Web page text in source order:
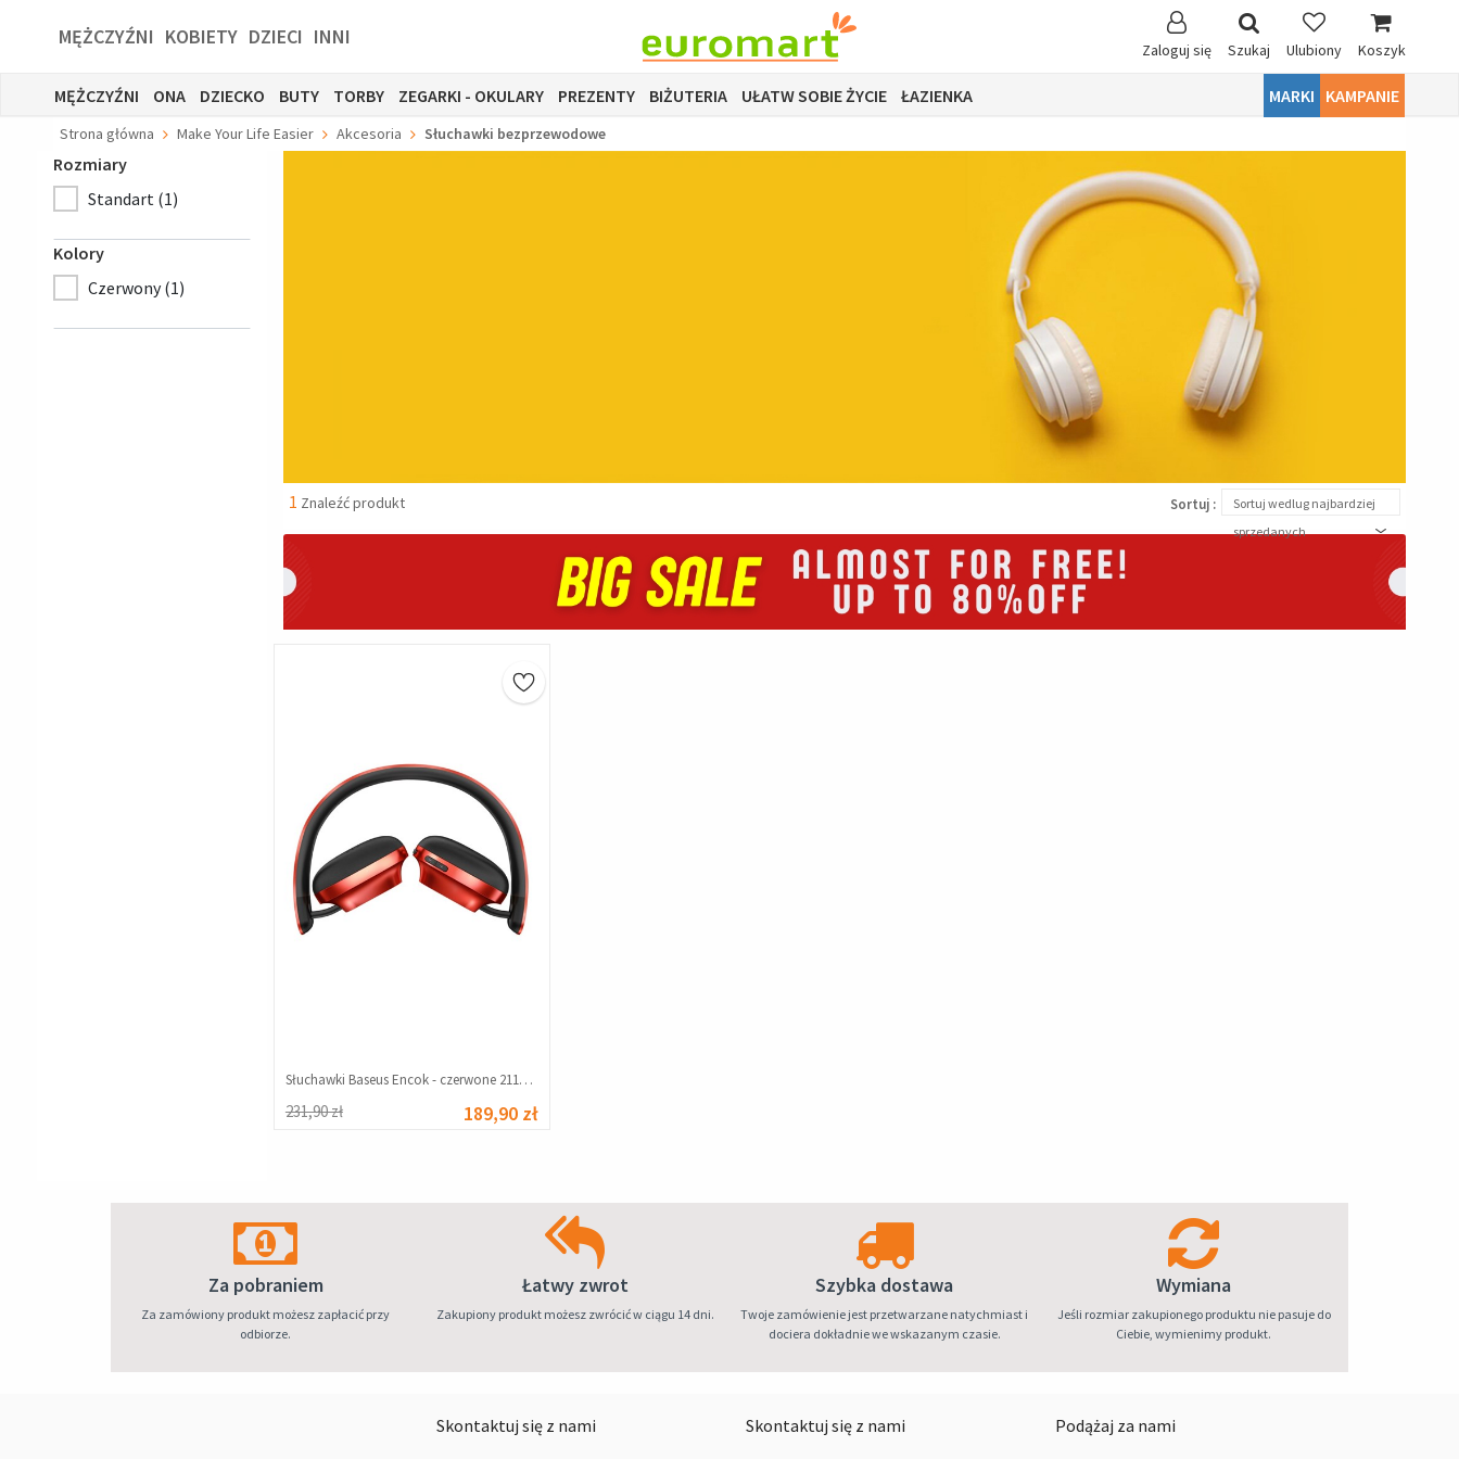
MĘŻCZYŹNI KOBIETY DZIECI INNI
Zaloguj się Szukaj Ulubiony Koszyk
MĘŻCZYŹNI ONA DZIECKO BUTY TORBY ZEGARKI - OKULARY PREZENTY BIŻUTERIA UŁATW SOBIE ŻYCIE ŁAZIENKA MARKI KAMPANIE
Strona główna Make Your Life Easier Akcesoria Słuchawki bezprzewodowe
Rozmiary
Standart (1)
Kolory
Czerwony (1)
1 Znaleźć produkt
Sortuj wedlug najbardziej
sprzedanych
Sortuj :
Słuchawki Baseus Encok - czerwone 2115387549
231,90 zł 189,90 zł
Za pobraniem
Za zamówiony produkt możesz zapłacić przy
odbiorze.
Łatwy zwrot
Zakupiony produkt możesz zwrócić w ciągu 14 dni.
Szybka dostawa
Twoje zamówienie jest przetwarzane natychmiast i
dociera dokładnie we wskazanym czasie.
Wymiana
Jeśli rozmiar zakupionego produktu nie pasuje do
Ciebie, wymienimy produkt.
Skontaktuj się z nami Skontaktuj się z nami Podążaj za nami